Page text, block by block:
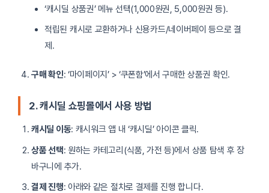
‘캐시딜 상품권’ 메뉴 선택(1,000원권, 5,000원권 등).
적립된 캐시로 교환하거나 신용카드/네이버페이 등으로 결
제.
구매 확인: ‘마이페이지’ > ‘쿠폰함’에서 구매한 상품권 확인.
2. 캐시딜 쇼핑몰에서 사용 방법
캐시딜 이동: 캐시워크 앱 내 ‘캐시딜’ 아이콘 클릭.
상품 선택: 원하는 카테고리(식품, 가전 등)에서 상품 탐색 후 장
바구니에 추가.
결제 진행: 아래와 같은 절차로 결제를 진행 합니다.